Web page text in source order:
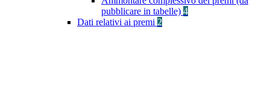
pubblicare in tabelle) 4
Dati relativi ai premi 2